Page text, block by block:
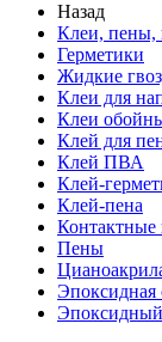
Назад
Клеи, пены,
Герметики
Жидкие
Клеи для
Клеи
Клей для
Клей ПВА
Клей-
Клей-пена
Контактные
Пены
Эпоксидная